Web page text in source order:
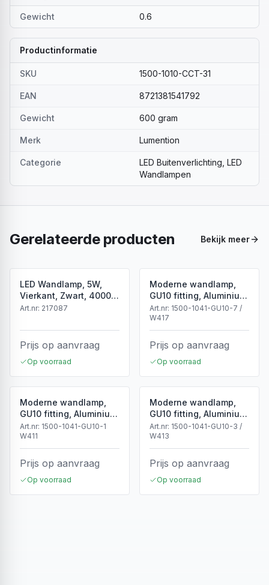
Gewicht 0.6
Productinformatie
SKU 1500-1010-CCT-31
EAN 8721381541792
Gewicht 600 gram
Merk Lumention
Categorie
LED Buitenverlichting, LED
Wandlampen
Gerelateerde producten Bekijk meer
LED Wandlamp, 5W,
Vierkant, Zwart, 4000K
Neutraal Wit
Art.nr: 217087
Prijs op aanvraag
Op voorraad
Moderne wandlamp,
GU10 fitting, Aluminium,
IP65, Corten
Art.nr: 1500-1041-GU10-7 /
W417
Prijs op aanvraag
Op voorraad
Moderne wandlamp,
GU10 fitting, Aluminium,
IP65, Wit
Art.nr: 1500-1041-GU10-1
W411
Prijs op aanvraag
Op voorraad
Moderne wandlamp,
GU10 fitting, Aluminium,
IP65, Zwart
Art.nr: 1500-1041-GU10-3 /
W413
Prijs op aanvraag
Op voorraad